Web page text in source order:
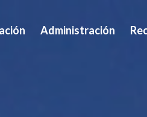
Administración